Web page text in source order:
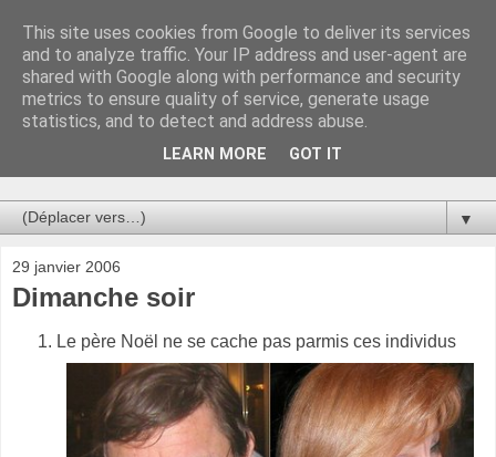
Au bistro !
La connerie étant le seul chemin susceptible de nous faire
entrevoir une parcelle de vérité, utilisons la par des moyens
de communication efficaces. Le temps qu'on remplisse nos
▼
29 janvier 2006
Dimanche soir
Le père Noël ne se cache pas parmis ces individus
This site uses cookies from Google to deliver its services
and to analyze traffic. Your IP address and user-agent are
shared with Google along with performance and security
metrics to ensure quality of service, generate usage
statistics, and to detect and address abuse.
LEARN MORE GOT IT